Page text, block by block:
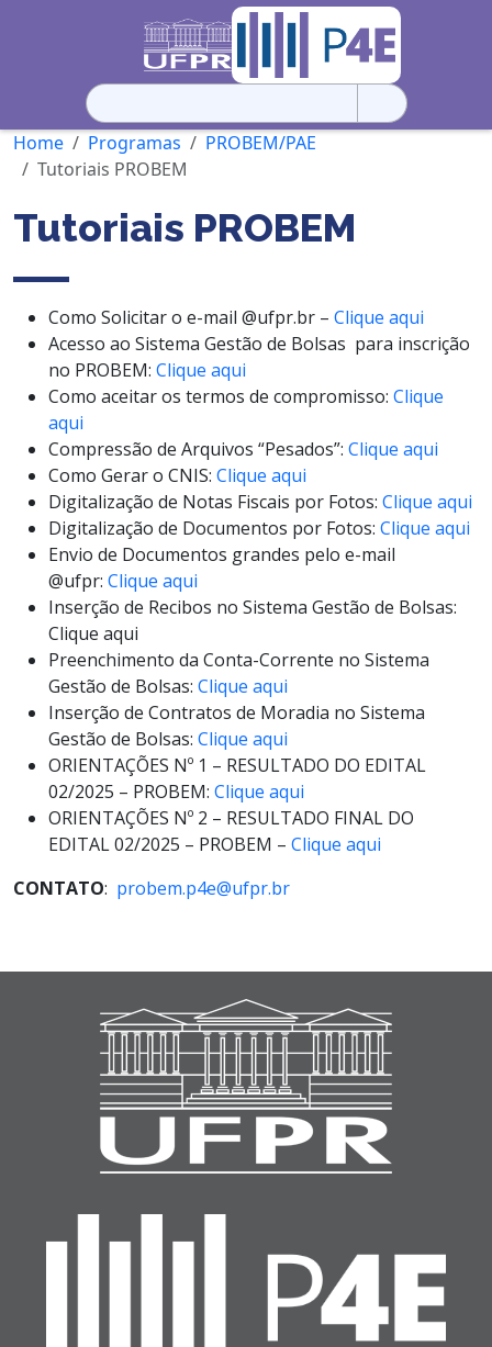
Pesquisar
por:
Home
Programas
PROBEM/PAE
Tutoriais PROBEM
Tutoriais PROBEM
Como Solicitar o e-mail @ufpr.br – Clique aqui
Acesso ao Sistema Gestão de Bolsas para inscrição
no PROBEM: Clique aqui
Como aceitar os termos de compromisso: Clique
aqui
Compressão de Arquivos “Pesados”: Clique aqui
Como Gerar o CNIS: Clique aqui
Digitalização de Notas Fiscais por Fotos: Clique aqui
Digitalização de Documentos por Fotos: Clique aqui
Envio de Documentos grandes pelo e-mail
@ufpr: Clique aqui
Inserção de Recibos no Sistema Gestão de Bolsas:
Clique aqui
Preenchimento da Conta-Corrente no Sistema
Gestão de Bolsas: Clique aqui
Inserção de Contratos de Moradia no Sistema
Gestão de Bolsas: Clique aqui
ORIENTAÇÕES Nº 1 – RESULTADO DO EDITAL
02/2025 – PROBEM: Clique aqui
ORIENTAÇÕES Nº 2 – RESULTADO FINAL DO
EDITAL 02/2025 – PROBEM – Clique aqui
CONTATO: probem.p4e@ufpr.br